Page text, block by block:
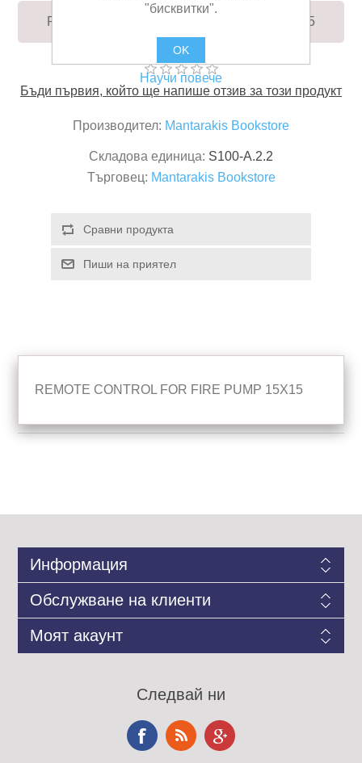
REMOTE CONTROL FOR FIRE PUMP 15X15
Бъди първия, който ще напише отзив за този продукт
Производител: Mantarakis Bookstore
Складова единица: S100-A.2.2
Търговец: Mantarakis Bookstore
REMOTE CONTROL FOR FIRE PUMP 15X15
Информация
Обслужване на клиенти
Моят акаунт
Следвай ни
"бисквитки".
OK
Научи повече